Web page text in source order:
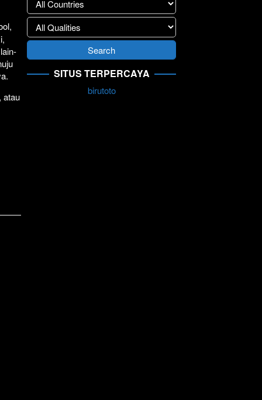
atau
SITUS TERPERCAYA
birutoto